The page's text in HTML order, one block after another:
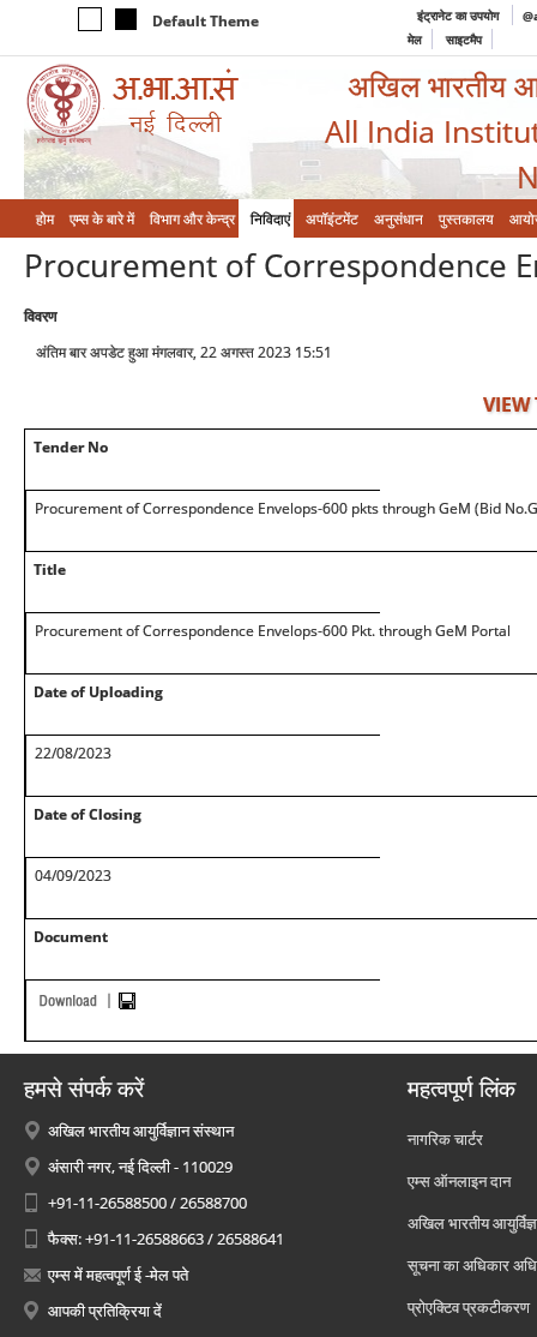
Default Theme इंट्रानेट का उपयोग
मेल
साइटमैप
अखिल भारतीय
All India
होम एम्‍स के बारे में विभाग और केन्‍द्र निविदाएं अपॉइंटमेंट अनुसंधान पुस्तकालय
Procurement of Correspondence
विवरण
अंतिम बार अपडेट हुआ मंगलवार, 22 अगस्त 2023 15:51
VIEW
Tender No
Procurement of Correspondence Envelops-600 pkts through GeM (Bid
Title
Procurement of Correspondence Envelops-600 Pkt. through GeM Portal
Date of Uploading
22/08/2023
Date of Closing
04/09/2023
Document
हमसे संपर्क करें
अखिल भारतीय आयुर्विज्ञान संस्थान
अंसारी नगर, नई दिल्ली - 110029
+91-11-26588500 / 26588700
फैक्स: +91-11-26588663 / 26588641
एम्स में महत्वपूर्ण ई -मेल पते
आपकी प्रतिक्रिया दें
महत्वपूर्ण लिंक
नागरिक चार्टर
एम्स ऑनलाइन दान
अखिल भारतीय
सूचना का अधिकार
प्रोएक्टिव प्रकटीकरण